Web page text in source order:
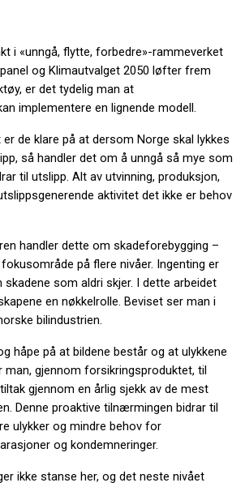
i «unngå, flytte, forbedre»-rammeverket
og Klimautvalget 2050 løfter frem
er det tydelig man at
implementere en lignende modell.
de klare på at dersom Norge skal lykkes
så handler det om å unngå så mye som
til utslipp. Alt av utvinning, produksjon,
aktivitet det ikke er behov
handler dette om skadeforebygging –
på flere nivåer. Ingenting er
som aldri skjer. I dette arbeidet
en nøkkelrolle. Beviset ser man i
bilindustrien.
håpe på at bildene består og at ulykkene
man, gjennom forsikringsproduktet, til
gjennom en årlig sjekk av de mest
Denne proaktive tilnærmingen bidrar til
ulykker og mindre behov for
og kondemneringer.
ikke stanse her, og det neste nivået